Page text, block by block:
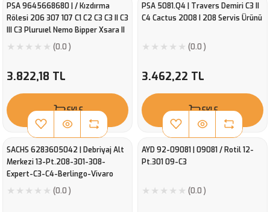
PSA 9645668680 | / Kızdırma
Rölesi 206 307 107 C1 C2 C3 C3 II C3
III C3 Pluruıel Nemo Bipper Xsara II
Dv4td 1.4Hdı 8V-M
(0.0 )
3.822,18 TL
EKLE
PSA 5081.Q4 | Travers Demiri C3 II
C4 Cactus 2008 I 208 Servis Ürünü
(0.0 )
3.462,22 TL
EKLE
SACHS 6283605042 | Debriyaj Alt
Merkezi 13-Pt.208-301-308-
Expert-C3-C4-Berlingo-Vivaro
(0.0 )
AYD 92-09081 | 09081 / Rotil 12-
Pt.301 09-C3
(0.0 )